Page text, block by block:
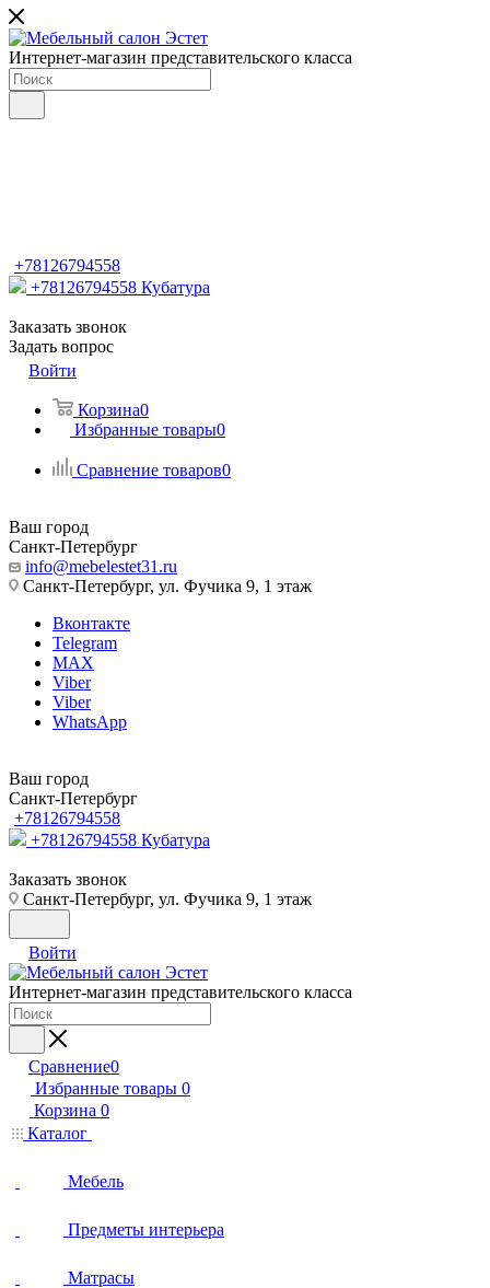
Интернет-магазин представительского класса
+78126794558
+78126794558 Кубатура
Заказать звонок
Задать вопрос
Войти
Корзина0
Избранные товары0
Сравнение товаров0
Ваш город
Санкт-Петербург
info@mebelestet31.ru
Санкт-Петербург, ул. Фучика 9, 1 этаж
Вконтакте
Telegram
MAX
Viber
Viber
WhatsApp
Ваш город
Санкт-Петербург
+78126794558
+78126794558 Кубатура
Заказать звонок
Санкт-Петербург, ул. Фучика 9, 1 этаж
Войти
Интернет-магазин представительского класса
Сравнение0
Избранные товары 0
Корзина 0
Каталог
Мебель
Предметы интерьера
Матрасы